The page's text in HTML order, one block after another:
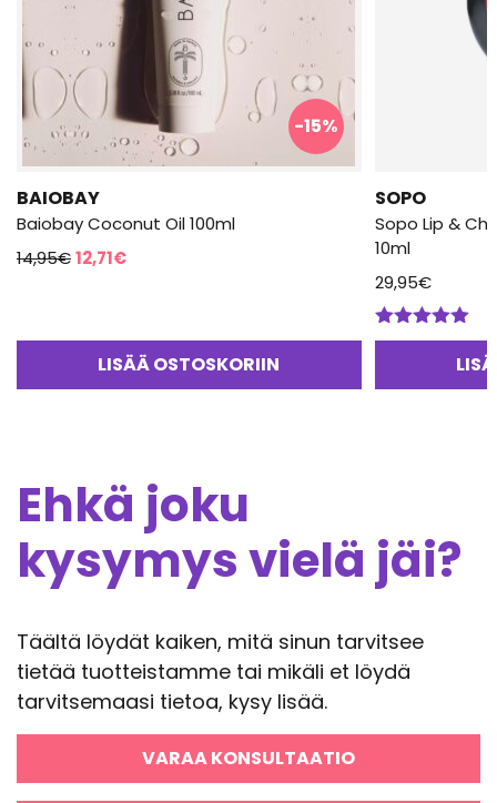
-15%
BAIOBAY
Baiobay Coconut Oil 100ml
14,95€Alkuperäinen
14,95€.
12,71€Nykyinen
12,71€.
LISÄÄ OSTOSKORIIN
SOPO
Sopo Lip &
10ml
29,95€
Arvostelu
Ehkä joku
kysymys vielä jäi?
Täältä löydät kaiken, mitä sinun tarvitsee
tietää tuotteistamme tai mikäli et löydä
tarvitsemaasi tietoa, kysy lisää.
VARAA KONSULTAATIO